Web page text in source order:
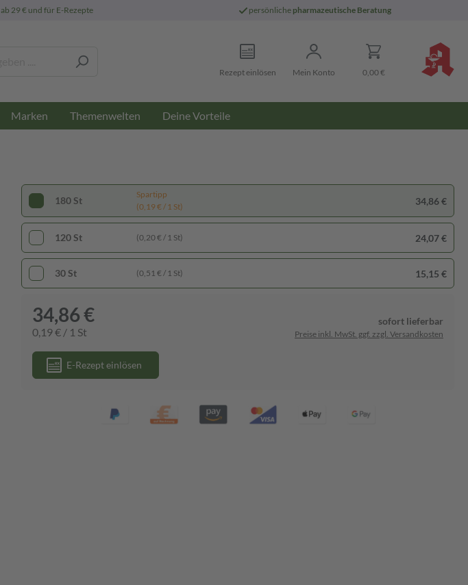
ab 29 € und für E-Rezepte persönliche pharmazeutische Beratung
Rezept einlösen Mein Konto 0,00 €
Marken Themenwelten Deine Vorteile
180 St
Spartipp
(0,19 € / 1 St)
34,86 €
120 St (0,20 € / 1 St) 24,07 €
30 St (0,51 € / 1 St) 15,15 €
34,86 €
0,19 € / 1 St
sofort lieferbar
Preise inkl. MwSt. ggf. zzgl. Versandkosten
E-Rezept einlösen